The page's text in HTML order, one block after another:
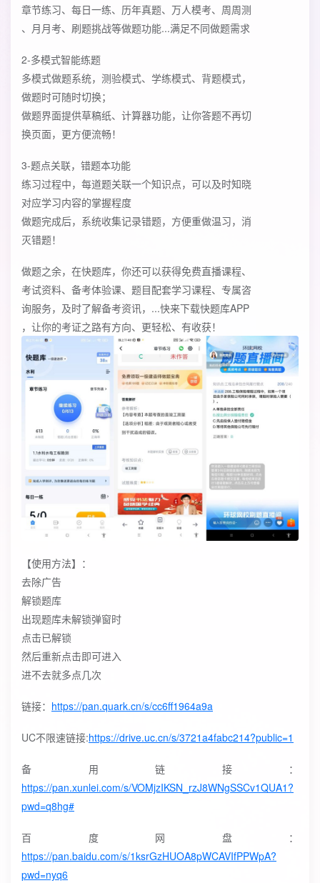
章节练习、每日一练、历年真题、万人模考、周周测
、月月考、刷题挑战等做题功能...满足不同做题需求
2-多模式智能练题
多模式做题系统，测验模式、学练模式、背题模式，
做题时可随时切换；
做题界面提供草稿纸、计算器功能，让你答题不再切
换页面，更方便流畅！
3-题点关联，错题本功能
练习过程中，每道题关联一个知识点，可以及时知晓
对应学习内容的掌握程度
做题完成后，系统收集记录错题，方便重做温习，消
灭错题！
做题之余，在快题库，你还可以获得免费直播课程、
考试资料、备考体验课、题目配套学习课程、专属咨
询服务，及时了解备考资讯，...快来下载快题库APP
，让你的考证之路有方向、更轻松、有收获！
【使用方法】：
去除广告
解锁题库
出现题库未解锁弹窗时
点击已解锁
然后重新点击即可进入
进不去就多点几次
链接： https://pan.quark.cn/s/cc6ff1964a9a
UC不限速链接:https://drive.uc.cn/s/3721a4fabc214?public=1
备用链接：
https://pan.xunlei.com/s/VOMjzIKSN_rzJ8WNgSSCv1QUA1?
pwd=q8hg#
百度网盘：
https://pan.baidu.com/s/1ksrGzHUOA8pWCAVIfPPWpA?
pwd=nyq6